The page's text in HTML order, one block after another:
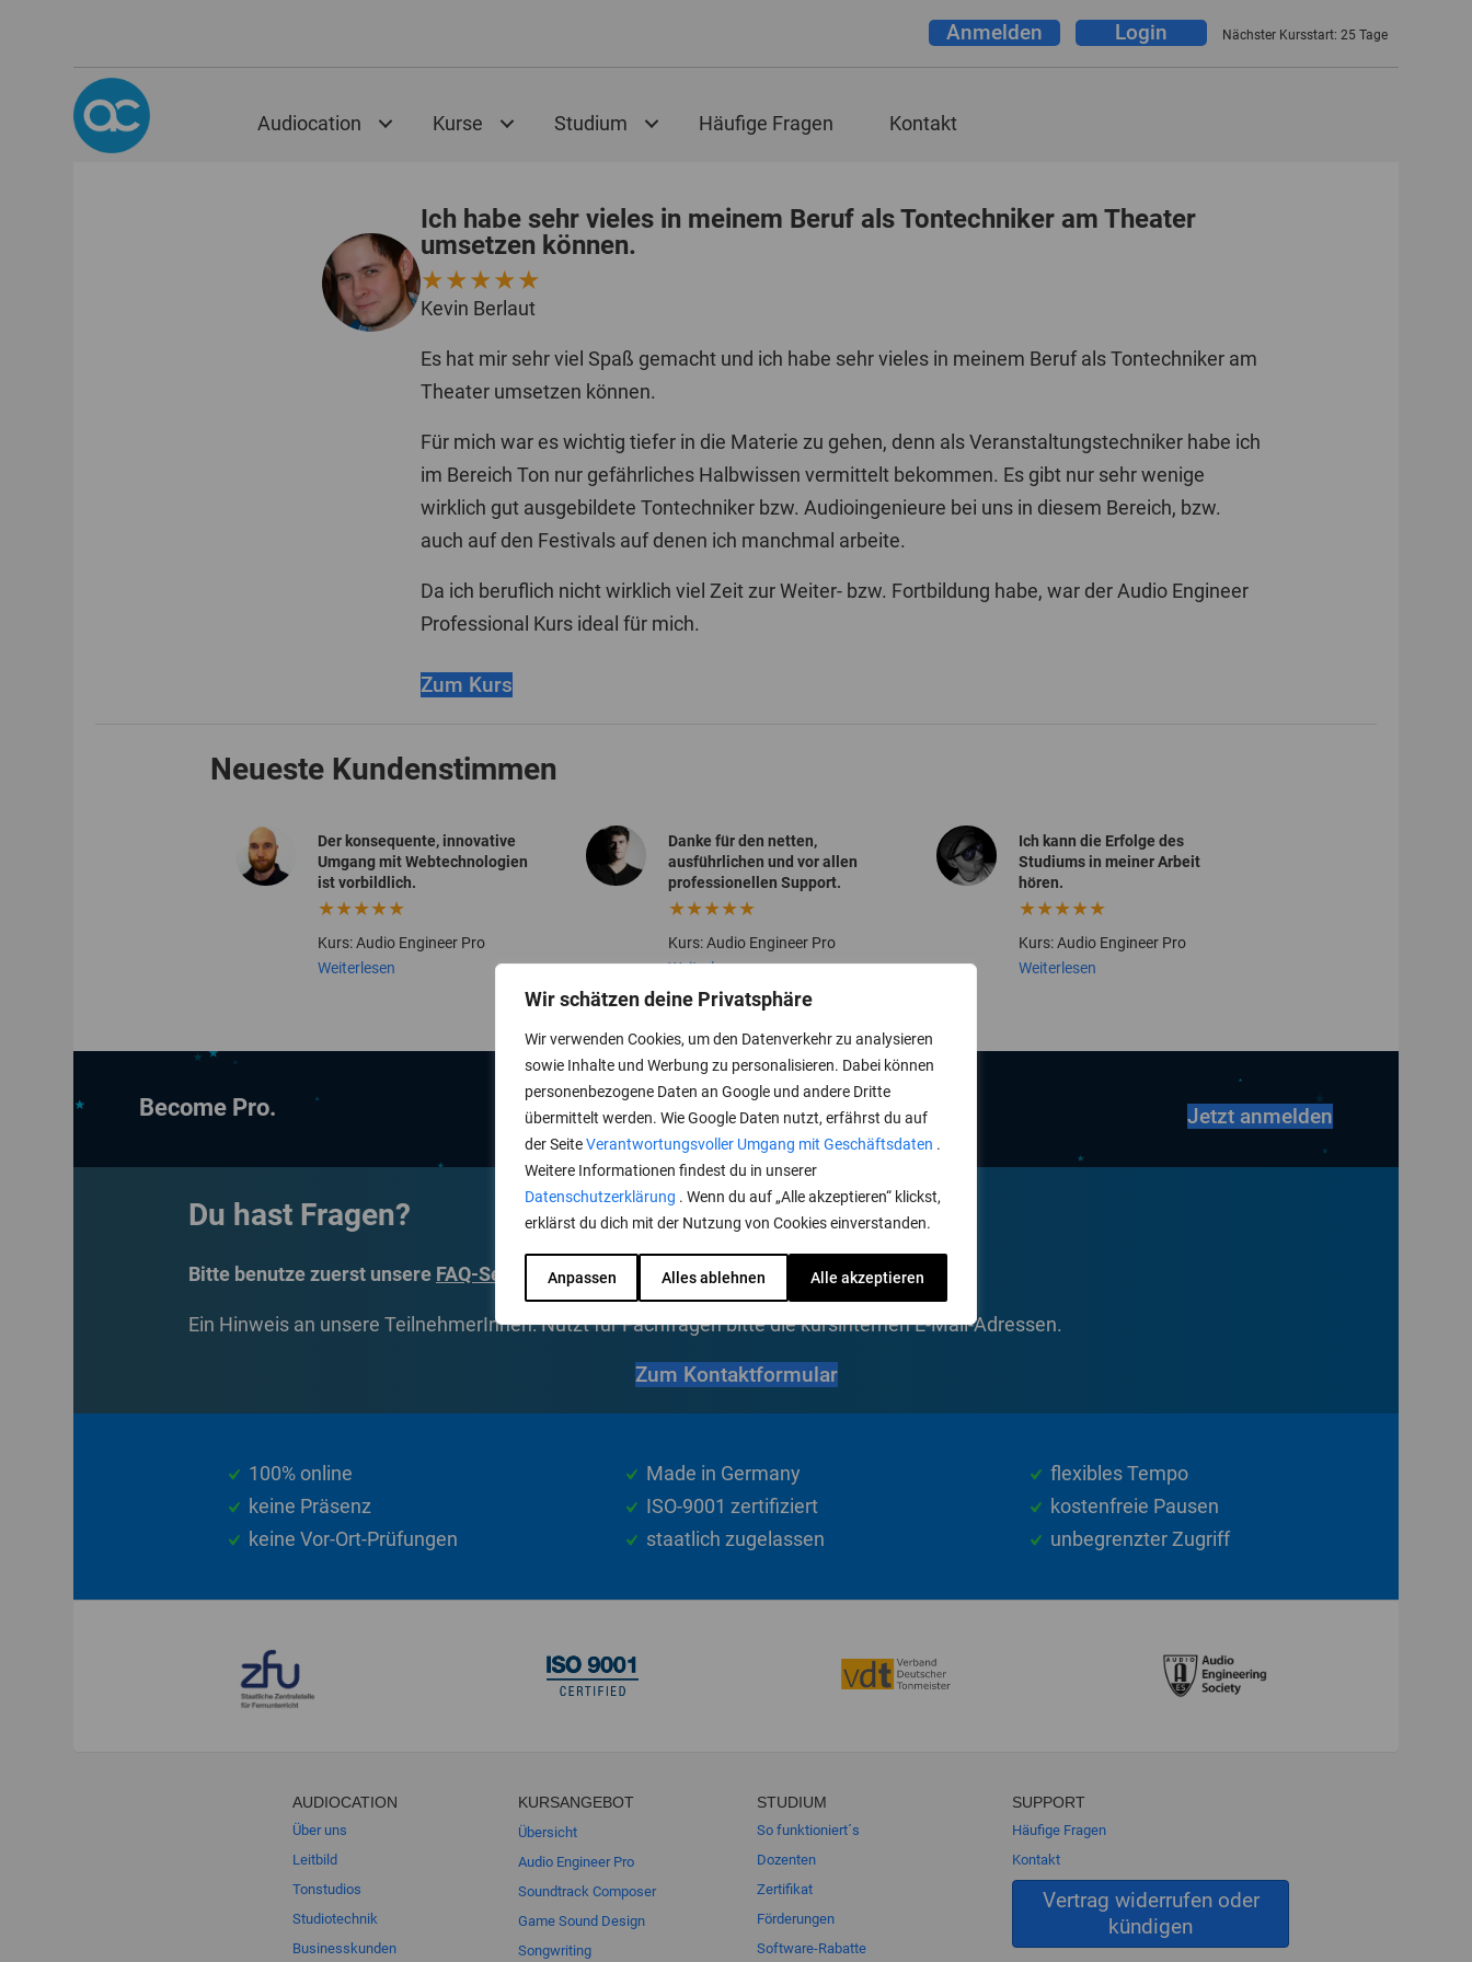
Wir schätzen deine Privatsphäre
Wir verwenden Cookies, um den Datenverkehr zu analysieren
sowie Inhalte und Werbung zu personalisieren. Dabei können
personenbezogene Daten an Google und andere Dritte
übermittelt werden. Wie Google Daten nutzt, erfährst du auf
der SeiteVerantwortungsvoller Umgang mit Geschäftsdaten .
Weitere Informationen findest du in unserer
Datenschutzerklärung . Wenn du auf „Alle akzeptieren“ klickst,
erklärst du dich mit der Nutzung von Cookies einverstanden.
Anpassen Alles ablehnen Alle akzeptieren
Anmelden Login Nächster Kursstart: 25 Tage
Audiocation Kurse Studium Häufige Fragen Kontakt
Ich habe sehr vieles in meinem Beruf als Tontechniker am Theater
umsetzen können.
★★★★★
Kevin Berlaut
Es hat mir sehr viel Spaß gemacht und ich habe sehr vieles in meinem Beruf als Tontechniker am
Theater umsetzen können.
Für mich war es wichtig tiefer in die Materie zu gehen, denn als Veranstaltungstechniker habe ich
im Bereich Ton nur gefährliches Halbwissen vermittelt bekommen. Es gibt nur sehr wenige
wirklich gut ausgebildete Tontechniker bzw. Audioingenieure bei uns in diesem Bereich, bzw.
auch auf den Festivals auf denen ich manchmal arbeite.
Da ich beruflich nicht wirklich viel Zeit zur Weiter- bzw. Fortbildung habe, war der Audio Engineer
Professional Kurs ideal für mich.
Zum Kurs
Neueste Kundenstimmen
Der konsequente, innovative
Umgang mit Webtechnologien
ist vorbildlich.
★★★★★
Kurs: Audio Engineer Pro
Weiterlesen
Danke für den netten,
ausführlichen und vor allen
professionellen Support.
★★★★★
Kurs: Audio Engineer Pro
Weiterlesen
Ich kann die Erfolge des
Studiums in meiner Arbeit
hören.
★★★★★
Kurs: Audio Engineer Pro
Weiterlesen
Tab schließen
Become Pro. Jetzt anmelden
Du hast Fragen?
Bitte benutze zuerst unsere FAQ-Seite für Antworten auf die häufigsten Fragen.
Ein Hinweis an unsere TeilnehmerInnen: Nutzt für Fachfragen bitte die kursinternen E-Mail-Adressen.
Zum Kontaktformular
100% online
keine Präsenz
keine Vor-Ort-Prüfungen
Made in Germany
ISO-9001 zertifiziert
staatlich zugelassen
flexibles Tempo
kostenfreie Pausen
unbegrenzter Zugriff
AUDIOCATION
Über uns
Leitbild
Tonstudios
Studiotechnik
Businesskunden
KURSANGEBOT
Übersicht
Audio Engineer Pro
Soundtrack Composer
Game Sound Design
Songwriting
STUDIUM
So funktioniert´s
Dozenten
Zertifikat
Förderungen
Software-Rabatte
SUPPORT
Häufige Fragen
Kontakt
Vertrag widerrufen oder
kündigen